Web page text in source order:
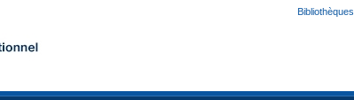
Bibliothèques